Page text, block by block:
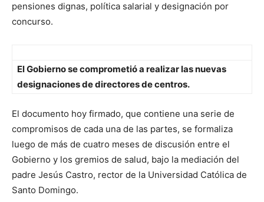
pensiones dignas, política salarial y designación por
concurso.
El Gobierno se comprometió a realizar las nuevas
designaciones de directores de centros.
El documento hoy firmado, que contiene una serie de
compromisos de cada una de las partes, se formaliza
luego de más de cuatro meses de discusión entre el
Gobierno y los gremios de salud, bajo la mediación del
padre Jesús Castro, rector de la Universidad Católica de
Santo Domingo.